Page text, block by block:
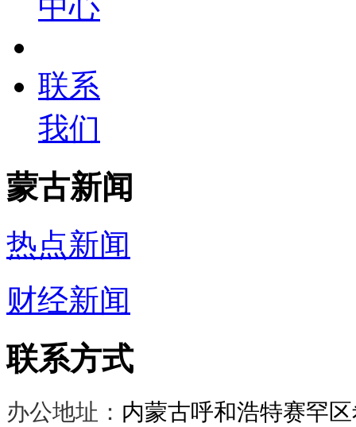
联系
我们
蒙古新闻
热点新闻
财经新闻
联系方式
办公地址： 内蒙古呼和浩特赛罕